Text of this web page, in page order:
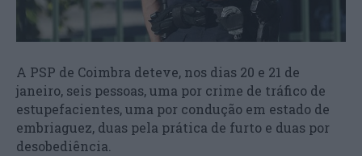
A PSP de Coimbra deteve, nos dias 20 e 21 de
janeiro, seis pessoas, uma por crime de tráfico de
estupefacientes, uma por condução em estado de
embriaguez, duas pela prática de furto e duas por
desobediência.